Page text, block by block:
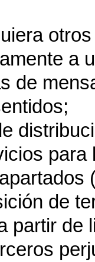
a
de
de
partir de